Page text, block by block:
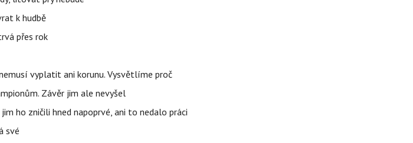
k hudbě
přes rok
vyplatit ani korunu. Vysvětlíme proč
Závěr jim ale nevyšel
ho zničili hned napoprvé, ani to nedalo práci
své